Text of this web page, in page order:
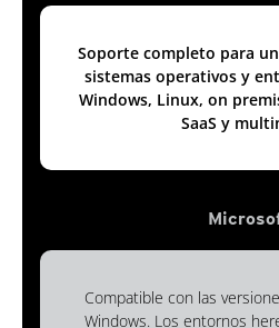
Soporte completo para
sistemas operativos y
Windows, Linux, on
SaaS y
Compatible con las
Windows. Los entornos